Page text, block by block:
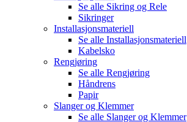
Se alle Sikring og Rele
Sikringer
Installasjonsmateriell
Se alle Installasjonsmateriell
Kabelsko
Rengjøring
Se alle Rengjøring
Håndrens
Papir
Slanger og Klemmer
Se alle Slanger og Klemmer